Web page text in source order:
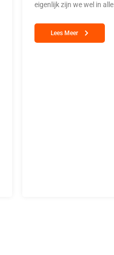
eigenlijk zijn we wel in
Lees Meer